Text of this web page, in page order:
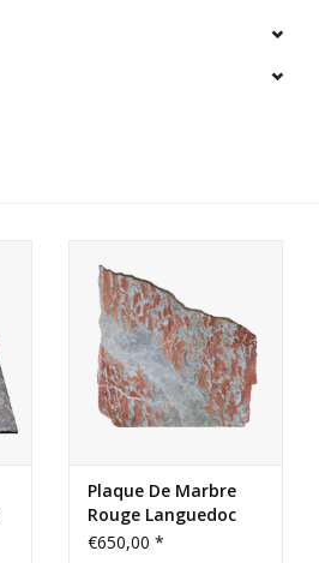
Plaque De Marbre
Rouge Languedoc
Antique
€650,00 *